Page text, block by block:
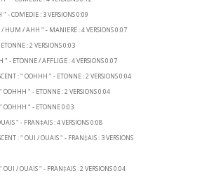
" - COMEDIE : 3 VERSIONS 0:09
/ HUM / AHH " - MANIERE : 4 VERSIONS 0:07
- ETONNE : 2 VERSIONS 0:03
" - ETONNE / AFFLIGE : 4 VERSIONS 0:07
: " OOHHH " - ETONNE : 2 VERSIONS 0:04
: " OOHHH " - ETONNE : 2 VERSIONS 0:04
: " OOHHH " - ETONNE 0:03
OUAIS " - FRAN‡AIS : 4 VERSIONS 0:08
: " OUI / OUAIS " - FRAN‡AIS : 3 VERSIONS
" OUI / OUAIS " - FRAN‡AIS : 2 VERSIONS 0:04